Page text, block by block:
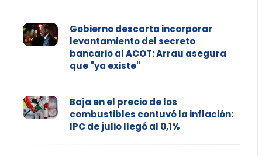
Gobierno descarta incorporar
levantamiento del secreto
bancario al ACOT: Arrau asegura
que "ya existe"
Baja en el precio de los
combustibles contuvó la inflación:
IPC de julio llegó al 0,1%